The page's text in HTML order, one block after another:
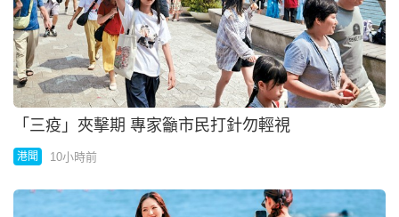
「三疫」夾擊期 專家籲市民打針勿輕視
港聞 10小時前